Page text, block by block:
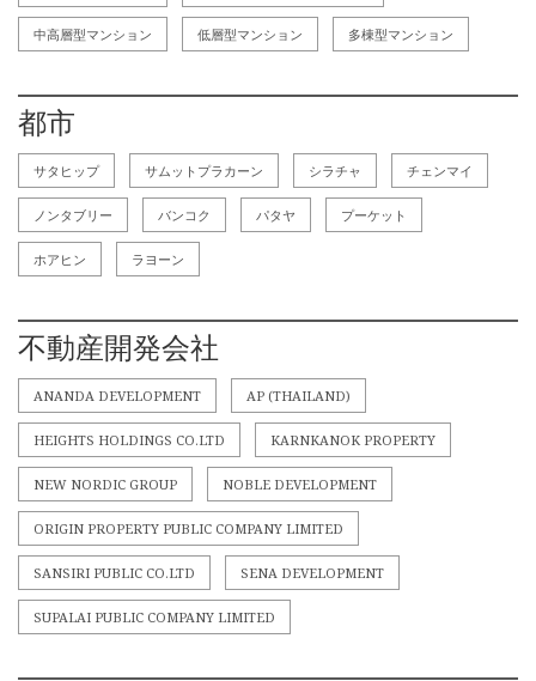
中高層型マンション 低層型マンション 多棟型マンション
都市
サタヒップ サムットプラカーン シラチャ チェンマイ
ノンタブリー バンコク パタヤ プーケット
ホアヒン ラヨーン
不動産開発会社
ANANDA DEVELOPMENT AP (THAILAND)
HEIGHTS HOLDINGS CO.LTD KARNKANOK PROPERTY
NEW NORDIC GROUP NOBLE DEVELOPMENT
ORIGIN PROPERTY PUBLIC COMPANY LIMITED
SANSIRI PUBLIC CO.LTD SENA DEVELOPMENT
SUPALAI PUBLIC COMPANY LIMITED